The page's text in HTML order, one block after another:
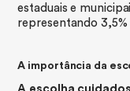
estaduais e
representando
A importância da